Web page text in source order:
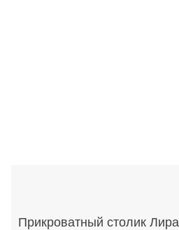
Прикроватный столик Лира